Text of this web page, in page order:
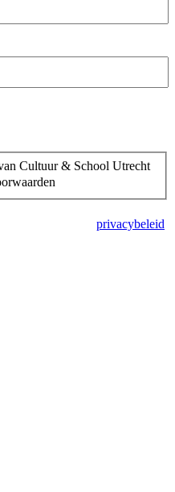
Cultuur & School Utrecht
privacybeleid